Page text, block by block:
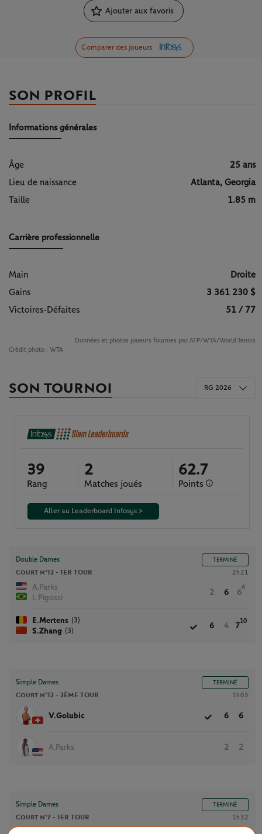
Ajouter aux favoris
Comparer des joueurs
SON PROFIL
Informations générales
Âge
25 ans
Lieu de naissance
Atlanta, Georgia
Taille
1.85 m
Carrière professionnelle
Main
Droite
Gains
3 361 230 $
Victoires-Défaites
51 / 77
Données et photos joueurs fournies par ATP/WTA/World Tennis
Crédit photo : WTA
SON TOURNOI
39
Rang
2
Matches joués
62.7
Points
Aller au Leaderboard Infosys >
RG 2026
Double Dames TERMINÉ
Court n°12 - 1ER TOUR 2h21
A.Parks
L.Pigossi
2 6 6
6
E.Mertens (3)
S.Zhang (3)
6 4 7
10
Simple Dames TERMINÉ
Court n°12 - 2ÈME TOUR 1h03
V.Golubic 6 6
A.Parks 2 2
Simple Dames TERMINÉ
Court n°7 - 1ER TOUR 1h32